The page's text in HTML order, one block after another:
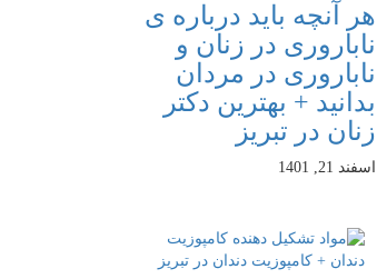
هر آنچه باید درباره ی
ناباروری در زنان و
ناباروری در مردان
بدانید + بهترین دکتر
زنان در تبریز
اسفند 21, 1401